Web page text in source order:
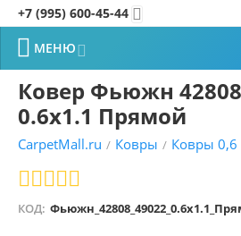
+7 (995) 600-45-44 
 МЕНЮ
Ковер Фьюжн
0.6x1.1 Прямой
CarpetMall.ru / Ковры / Ковры 0,6
КОД: